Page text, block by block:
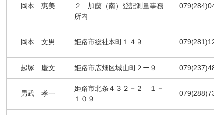
岡本 惠美
２ 加藤（南）登記測量事務
所内
岡本 文男 姫路市総社本町１４９
起塚 慶文 姫路市広畑区城山町２ー９
男武 孝一
姫路市北条４３２－２ １－
１０９